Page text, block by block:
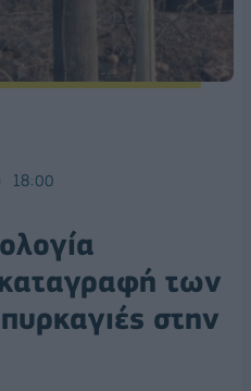
18:00
καταγραφή των
στην